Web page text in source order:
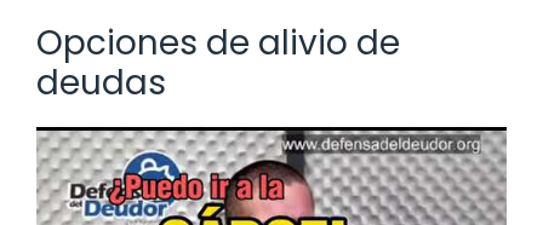
Opciones de alivio de
deudas